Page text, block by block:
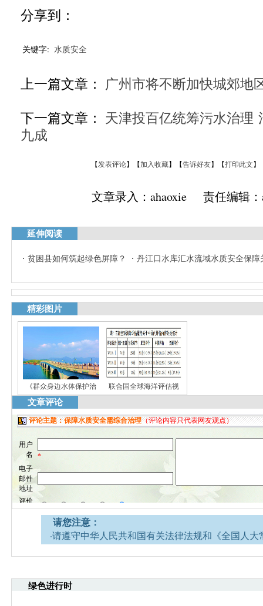
分享到：
关键字: 水质安全
上一篇文章： 广州市将不断加快城郊地
下一篇文章： 天津投百亿统筹污水治理
九成
【发表评论】【加入收藏】【告诉好友】【打印此文】
文章录入：ahaoxie 责任编辑
延伸阅读
贫困县如何筑起绿色屏障？ 丹江口水库汇水流域水质安全保
精彩图片
《群众身边水体保护治 联合国全球海洋评估视
文章评论
请您注意：
·请遵守中华人民共和国有关法律法规和《全国人
引起的法律责任。
·环境生态网文章跟帖管理员有权保留或删除其管辖
绿色进行时